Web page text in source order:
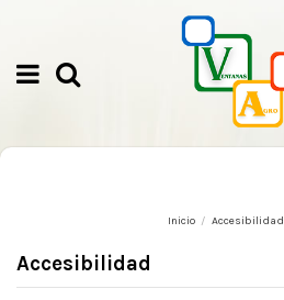
Inicio Accesibilidad
Accesibilidad